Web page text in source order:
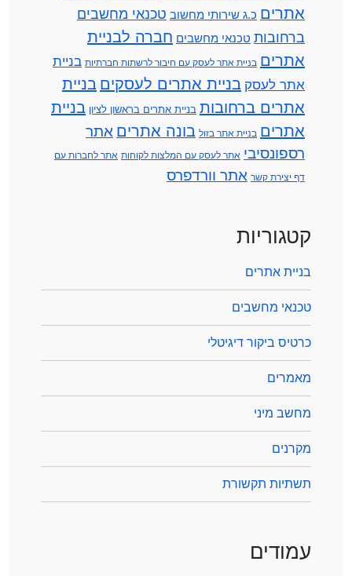
אתרים כ.ג שירותי מחשוב טכנאי מחשבים
ברחובות טכנאי מחשבים חברה לבניית
אתרים בניית אתר לעסק עם חיבור לרשתות חברתיות בניית
אתר לעסק בניית אתרים לעסקים בניית
אתרים ברחובות בניית אתרים בראשון לציון בניית
אתרים בניית אתר בזול בונה אתרים אתר
רספונסיבי אתר לעסק עם המלצות לקוחות אתר לחברות עם
דף יצירת קשר אתר וורדפרס
קטגוריות
בניית אתרים
טכנאי מחשבים
כרטיס ביקור דיגיטלי
מאמרים
מחשב מיני
מקרנים
תשתיות תקשורת
עמודים